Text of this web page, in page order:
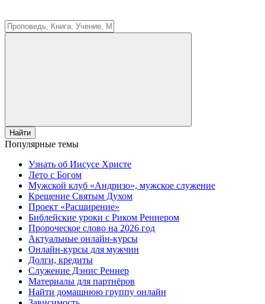
Найти
Популярные темы
Узнать об Иисусе Христе
Лето с Богом
Мужской клуб «Андризо», мужское служение
Крещение Святым Духом
Проект «Расширение»
Библейские уроки с Риком Реннером
Пророческое слово на 2026 год
Актуальные онлайн-курсы
Онлайн-курсы для мужчин
Долги, кредиты
Служение Дэнис Реннер
Материалы для партнёров
Найти домашнюю группу онлайн